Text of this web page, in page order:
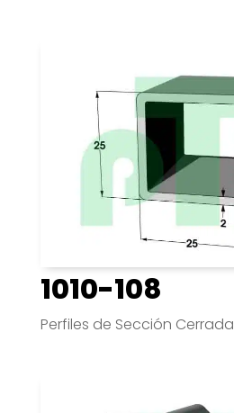
1010-108
Perfiles de Sección Cerrada